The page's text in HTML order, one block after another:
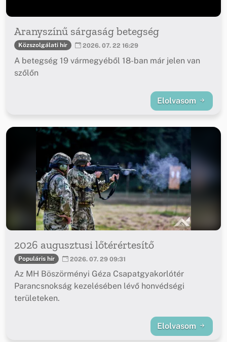
Aranyszínű sárgaság betegség
Közszolgálati hír 2026. 07. 22 16:29
A betegség 19 vármegyéből 18-ban már jelen van
szőlőn
Elolvasom
2026 augusztusi lőtérértesítő
Populáris hír 2026. 07. 29 09:31
Az MH Böszörményi Géza Csapatgyakorlótér
Parancsnokság kezelésében lévő honvédségi
területeken.
Elolvasom